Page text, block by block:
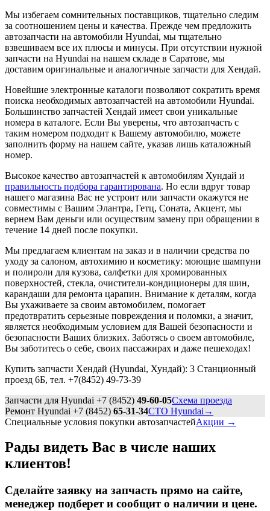
Мы избегаем сомнительных поставщиков, тщательно следим
за соотношением цены и качества. Прежде чем предложить
автозапчасти на автомобили Hyundai, мы тщательно
взвешиваем все их плюсы и минусы. При отсутствии нужной
запчасти на Hyundai на нашем складе в Саратове, мы
доставим оригинальные и аналогичные запчасти для Хендай.
Новейшие электронные каталоги позволяют сократить время
поиска необходимых автозапчастей на автомобили Hyundai.
Большинство запчастей Хендай имеет свои уникальные
номера в каталоге. Если Вы уверены, что автозапчасть с
таким номером подходит к Вашему автомобилю, можете
заполнить форму на нашем сайте, указав лишь каталожный
номер.
Высокое качество автозапчастей к автомобилям Хундай и
правильность подбора гарантирована. Но если вдруг товар
нашего магазина Вас не устроит или запчасти окажутся не
совместимы с Вашим Элантра, Гетц, Соната, Акцент, мы
вернем Вам деньги или осуществим замену при обращении в
течение 14 дней после покупки.
Мы предлагаем клиентам на заказ и в наличии средства по
уходу за салоном, автохимию и косметику: моющие шампуни
и полироли для кузова, салфетки для хромированных
поверхностей, стекла, очистители-кондиционеры для шин,
карандаши для ремонта царапин. Внимание к деталям, когда
Вы ухаживаете за своим автомобилем, помогает
предотвратить серьезные повреждения и поломки, а значит,
является необходимым условием для Вашей безопасности и
безопасности Ваших близких. Заботясь о своем автомобиле,
Вы заботитесь о себе, своих пассажирах и даже пешеходах!
Купить запчасти Хендай (Hyundai, Хундай): 3 Станционный
проезд 6Б, тел. +7(8452) 49-73-39
Запчасти для Hyundai +7 (8452) 49-60-05Схема проезда
Ремонт Hyundai +7 (8452) 65-31-34СТО Hyundai→
Cпециальные условия покупки автозапчастейАкции →
Рады видеть Вас в числе наших
клиентов!
Сделайте заявку на запчасть прямо на сайте,
менеджер подберет и сообщит о наличии и цене.